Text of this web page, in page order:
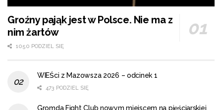
Groźny pająk jest w Polsce. Nie ma z
nim żartów
1050 PODZIEL SIĘ
WIEŚci z Mazowsza 2026 – odcinek 1
473 PODZIEL SIĘ
Gromda Fight Club nowym miejscem na pięściarskiej